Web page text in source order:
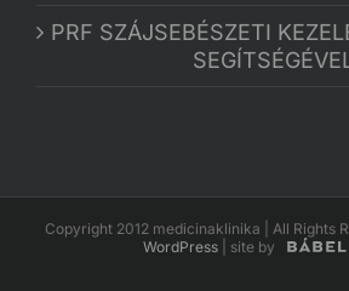
PRF SZÁJSEBÉSZETI
Copyright 2012 medicinaklinika | All Rights
WordPress| site by